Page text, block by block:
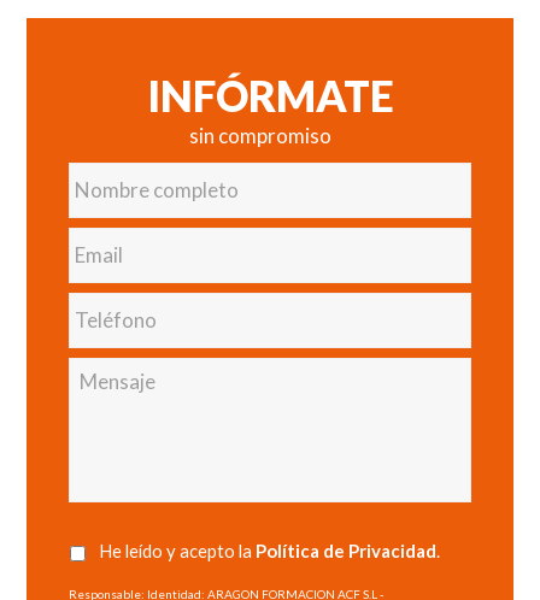
INFÓRMATE
sin compromiso
Nombre
completo
Email
Teléfono
Mensaje
He leído y acepto la Política de Privacidad.
Responsable: Identidad: ARAGON FORMACION ACF S.L -